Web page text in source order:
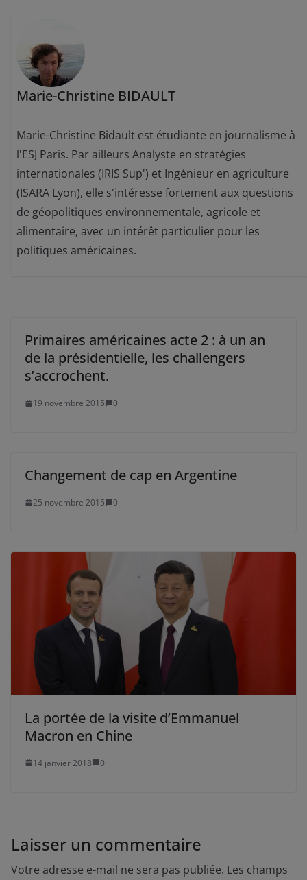
Marie-Christine BIDAULT
Marie-Christine Bidault est étudiante en journalisme à
l'ESJ Paris. Par ailleurs Analyste en stratégies
internationales (IRIS Sup') et Ingénieur en agriculture
(ISARA Lyon), elle s'intéresse fortement aux questions
de géopolitiques environnementale, agricole et
alimentaire, avec un intérêt particulier pour les
politiques américaines.
Primaires américaines acte 2 : à un an
de la présidentielle, les challengers
s’accrochent.
19 novembre 2015 0
Changement de cap en Argentine
25 novembre 2015 0
La portée de la visite d’Emmanuel
Macron en Chine
14 janvier 2018 0
Laisser un commentaire
Votre adresse e-mail ne sera pas publiée. Les champs